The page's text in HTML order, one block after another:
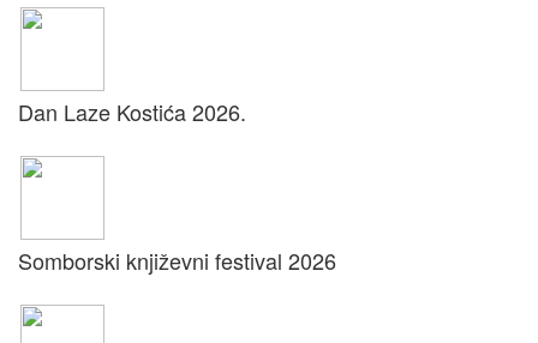
Dan Laze Kostića 2026.
Somborski književni festival 2026